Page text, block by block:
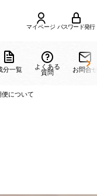
マイページ パスワード発行
成分一覧 よくある